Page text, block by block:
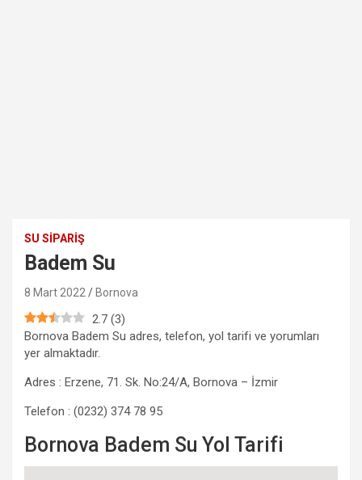
SU SIPARIŞ
Badem Su
8 Mart 2022 Bornova
2.7 (3)
Bornova Badem Su adres, telefon, yol tarifi ve yorumları
yer almaktadır.
Adres : Erzene, 71. Sk. No:24/A, Bornova – İzmir
Telefon : (0232) 374 78 95
Bornova Badem Su Yol Tarifi